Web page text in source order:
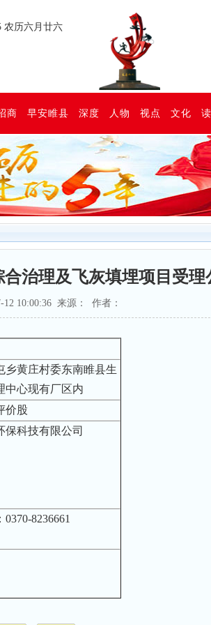
农历六月廿六
商 早安睢县 深度 人物 视点 文化
治理及飞灰填埋项目受理
12 10:00:36 来源： 作者：
乡黄庄村委东南睢县生
中心现有厂区内
价股
保科技有限公司
8236661